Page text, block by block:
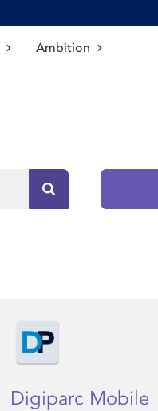
Ambition
Rechercher sur le
Digiparc Mobile